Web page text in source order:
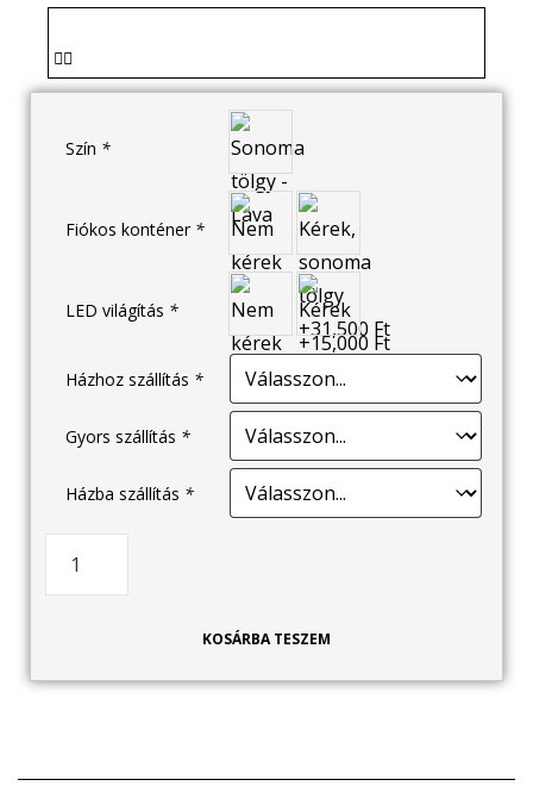
Szín *
Fiókos konténer *
LED világítás *
Házhoz szállítás *
Gyors szállítás *
Házba szállítás *
KOSÁRBA TESZEM